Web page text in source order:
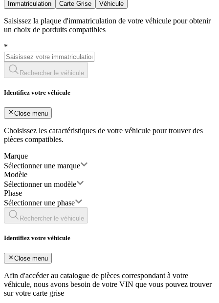
Immatriculation Carte Grise Véhicule
Saisissez la plaque d'immatriculation de votre véhicule pour obtenir
un choix de porduits compatibles
*
Rechercher le véhicule
Identifiez votre véhicule
Close menu
Choisissez les caractéristiques de votre véhicule pour trouver des
pièces compatibles.
Marque
Sélectionner une marque
Modèle
Sélectionner un modèle
Phase
Sélectionner une phase
Rechercher le véhicule
Identifiez votre véhicule
Close menu
Afin d'accéder au catalogue de pièces correspondant à votre
véhicule, nous avons besoin de votre VIN que vous pouvez trouver
sur votre carte grise